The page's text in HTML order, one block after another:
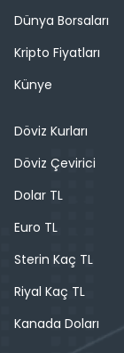
Dünya Borsaları
Kripto Fiyatları
Künye
Döviz Kurları
Döviz Çevirici
Dolar TL
Euro TL
Sterin Kaç TL
Riyal Kaç TL
Kanada Doları